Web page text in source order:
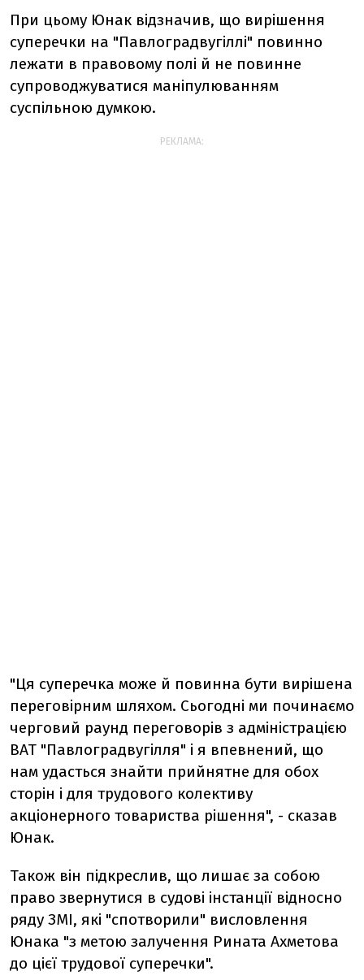
При цьому Юнак відзначив, що вирішення
суперечки на "Павлоградвугіллі" повинно
лежати в правовому полі й не повинне
супроводжуватися маніпулюванням
суспільною думкою.
РЕКЛАМА:
"Ця суперечка може й повинна бути вирішена
переговірним шляхом. Сьогодні ми починаємо
черговий раунд переговорів з адміністрацією
ВАТ "Павлоградвугілля" і я впевнений, що
нам удасться знайти прийнятне для обох
сторін і для трудового колективу
акціонерного товариства рішення", - сказав
Юнак.
Також він підкреслив, що лишає за собою
право звернутися в судові інстанції відносно
ряду ЗМІ, які "спотворили" висловлення
Юнака "з метою залучення Рината Ахметова
до цієї трудової суперечки".